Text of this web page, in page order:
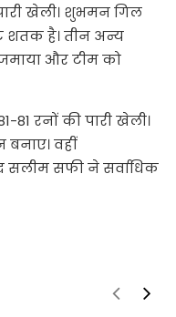
खेली। शुभमन गिल
शतक है। तीन अन्य
और टीम को
रनों की पारी खेली।
बनाए। वहीं
सलीम सफी ने सर्वाधिक